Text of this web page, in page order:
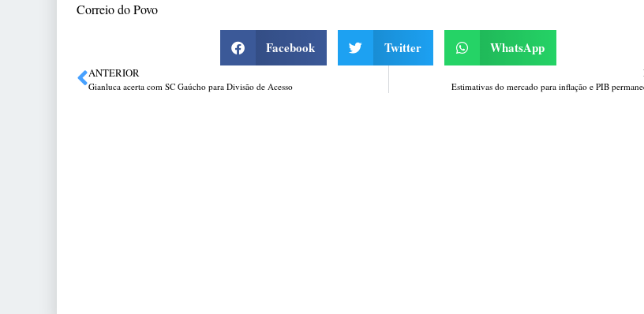
Correio do Povo
Facebook Twitter WhatsApp
ANTERIOR
Gianluca acerta com SC Gaúcho para Divisão de Acesso Estimativas do mercado para inflação e PIB